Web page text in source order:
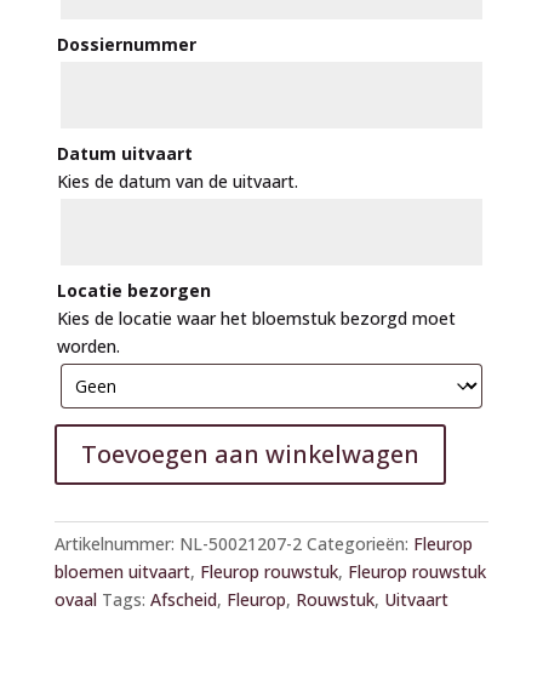
Dossiernummer
Datum uitvaart
Kies de datum van de uitvaart.
Locatie bezorgen
Kies de locatie waar het bloemstuk bezorgd moet
worden.
Toevoegen aan winkelwagen
l
t
e
r
Artikelnummer: NL-50021207-2 Categorieën: Fleurop
bloemen uitvaart, Fleurop rouwstuk, Fleurop rouwstuk
ovaal Tags: Afscheid, Fleurop, Rouwstuk, Uitvaart